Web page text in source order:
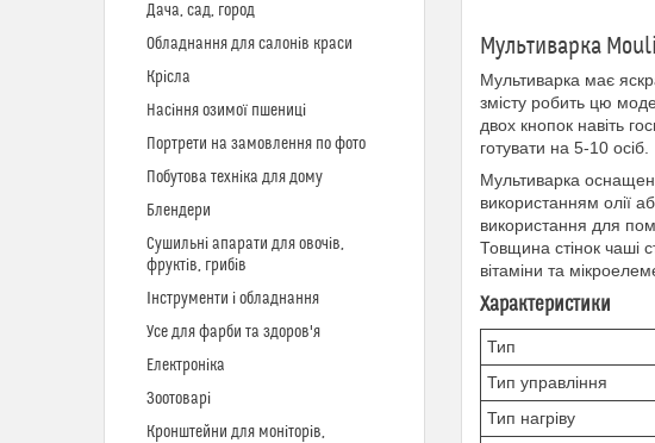
Мультиварка
Мультиварка має
змісту робить цю
двох кнопок навіть
готувати на 5-10 осіб.
Мультиварка
використанням олії
використання для
Товщина стінок чаші
вітаміни та
Характеристики
Тип
Тип управління
Тип нагріву
Дача, сад, город
Обладнання для салонів краси
Крісла
Насіння озимої пшениці
Портрети на замовлення по фото
Побутова техніка для дому
Блендери
Сушильні апарати для овочів,
фруктів, грибів
Інструменти і обладнання
Усе для фарби та здоров'я
Електроніка
Зоотоварі
Кронштейни для моніторів,